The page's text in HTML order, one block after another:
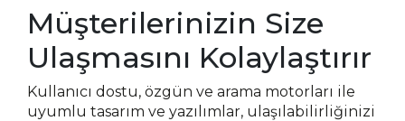
Müşterilerinizin Size
Ulaşmasını Kolaylaştırır
Kullanıcı dostu, özgün ve arama motorları ile
uyumlu tasarım ve yazılımlar, ulaşılabilirliğinizi